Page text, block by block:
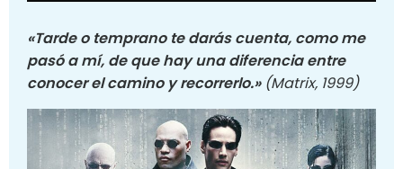
«Tarde o temprano te darás cuenta, como me
pasó a mí, de que hay una diferencia entre
conocer el camino y recorrerlo.» (Matrix, 1999)